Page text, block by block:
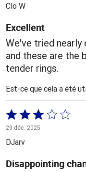
Clo W
Excellent
We've tried nearly
and these are the
tender rings.
Est-ce que cela a été
Coté
3 sur
5
29 déc. 2025
DJarv
Disappointing